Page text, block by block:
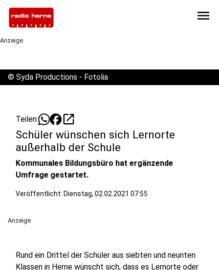
menu
Anzeige
© Syda Productions - Fotolia
Teilen: open_in_new
Schüler wünschen sich Lernorte
außerhalb der Schule
Kommunales Bildungsbüro hat ergänzende
Umfrage gestartet.
Veröffentlicht: Dienstag, 02.02.2021 07:55
Anzeige
Rund ein Drittel der Schüler aus siebten und neunten
Klassen in Herne wünscht sich, dass es Lernorte oder